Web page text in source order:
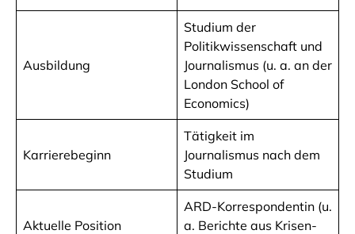
Ausbildung
Studium der
Politikwissenschaft und
Journalismus (u. a. an der
London School of
Economics)
Karrierebeginn
Tätigkeit im
Journalismus nach dem
Studium
Aktuelle Position
ARD-Korrespondentin (u.
a. Berichte aus Krisen-